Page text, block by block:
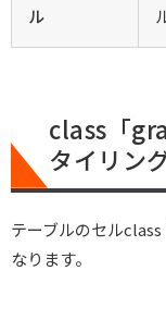
ル
class「
タイリン
テーブルのセル
なります。